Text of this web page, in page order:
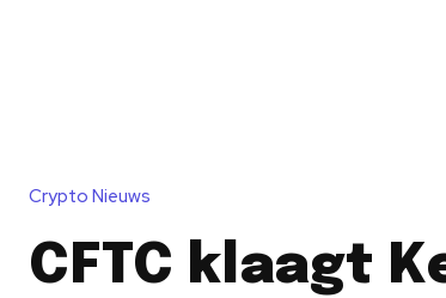
Crypto Nieuws
CFTC klaagt